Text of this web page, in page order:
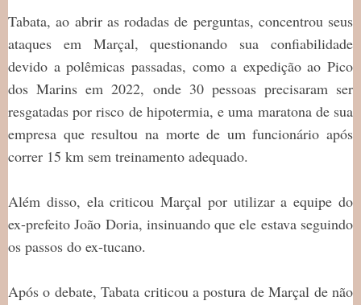
Tabata, ao abrir as rodadas de perguntas, concentrou seus
ataques em Marçal, questionando sua confiabilidade
devido a polêmicas passadas, como a expedição ao Pico
dos Marins em 2022, onde 30 pessoas precisaram ser
resgatadas por risco de hipotermia, e uma maratona de sua
empresa que resultou na morte de um funcionário após
correr 15 km sem treinamento adequado.
Além disso, ela criticou Marçal por utilizar a equipe do
ex-prefeito João Doria, insinuando que ele estava seguindo
os passos do ex-tucano.
Após o debate, Tabata criticou a postura de Marçal de não